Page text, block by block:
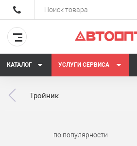
КАТАЛОГ УСЛУГИ СЕРВИСА
Тройник